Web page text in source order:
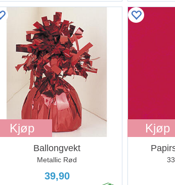
Kjøp
Ballongvekt
Metallic Rød
39,90
Kjøp